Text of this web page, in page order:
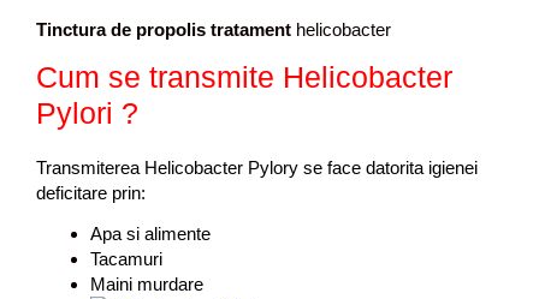
Tinctura de propolis tratament helicobacter
Cum se transmite Helicobacter
Pylori ?
Transmiterea Helicobacter Pylory se face datorita igienei
deficitare prin:
Apa si alimente
Tacamuri
Maini murdare